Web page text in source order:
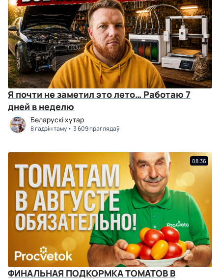
Я почти не заметил это лето… Работаю 7
дней в неделю
Беларускі хутар
8 гадзін таму 3 609 праглядаў
08:36
ФИНАЛЬНАЯ ПОДКОРМКА ТОМАТОВ В